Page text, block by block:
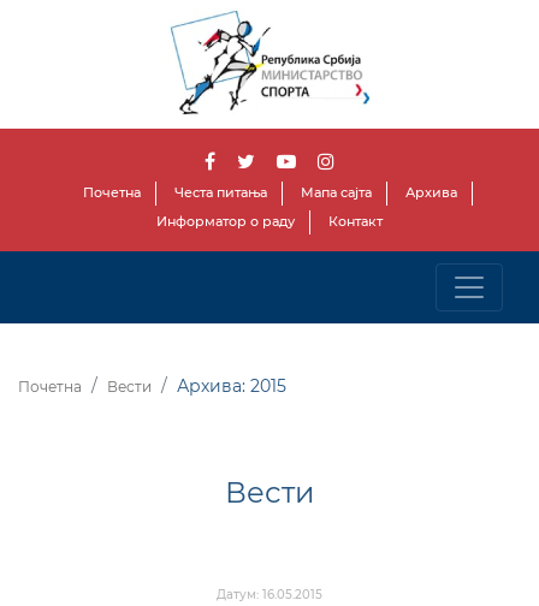
Почетна Честа питања Мапа сајта
Архива
Информатор о раду
Контакт
Почетна Вести Архива: 2015
Вести
Датум: 16.05.2015